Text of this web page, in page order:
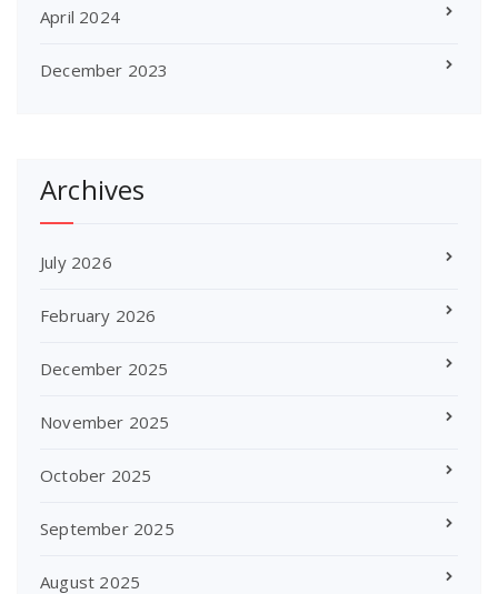
April 2024
December 2023
Archives
July 2026
February 2026
December 2025
November 2025
October 2025
September 2025
August 2025